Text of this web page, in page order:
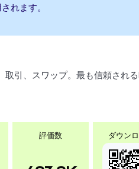
れます。
引、スワップ。最も信頼される
評価数 ダウン